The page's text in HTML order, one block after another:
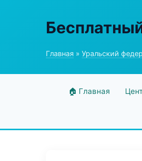
Главная » Уральский
🏠 Главная